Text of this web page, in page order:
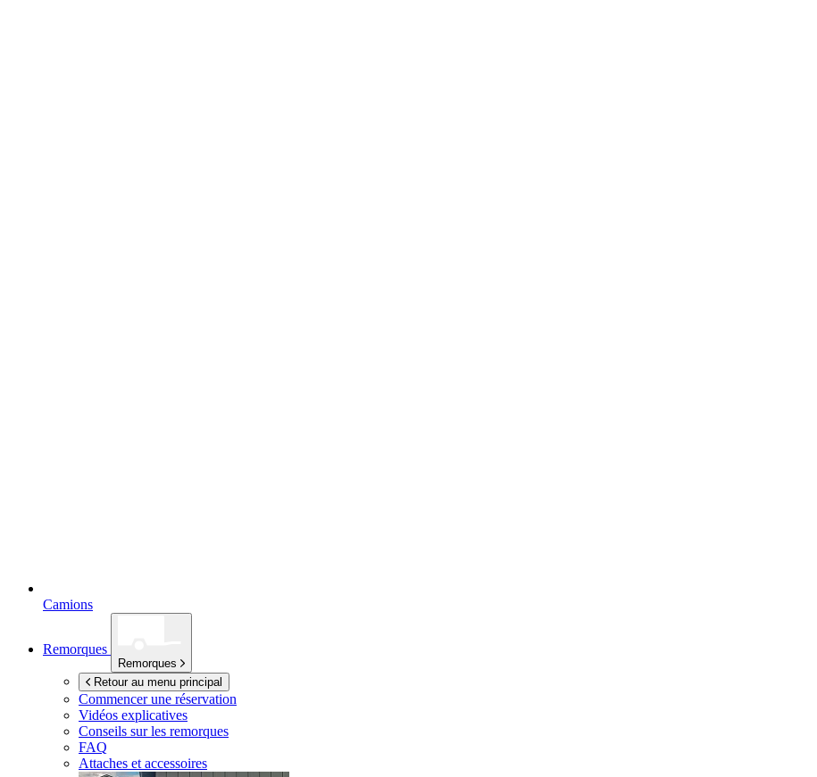
Camions
Remorques
Remorques
Retour au menu principal
Commencer une réservation
Vidéos explicatives
Conseils sur les remorques
FAQ
Attaches et accessoires